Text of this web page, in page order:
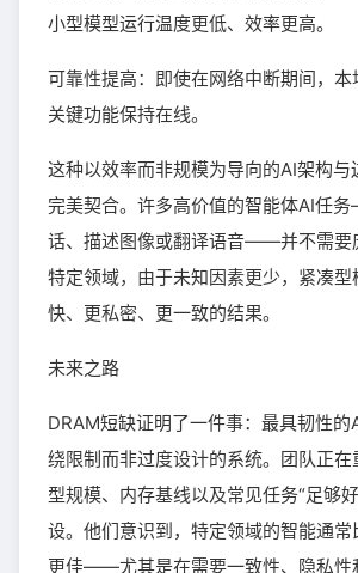
小型模型运行温度更低、效率更高。
可靠性提高：即使在网络中断期间，
关键功能保持在线。
这种以效率而非规模为导向的AI架构与
完美契合。许多高价值的智能体AI任
话、描述图像或翻译语音——并不需要
特定领域，由于未知因素更少，紧凑型
快、更私密、更一致的结果。
未来之路
DRAM短缺证明了一件事：最具韧性的
绕限制而非过度设计的系统。团队正
型规模、内存基线以及常见任务“足够
设。他们意识到，特定领域的智能通
更佳——尤其是在需要一致性、隐私性